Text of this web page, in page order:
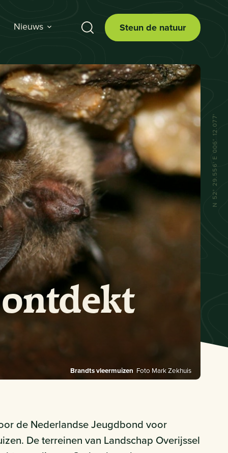
Nieuws Steun de natuur
Brandts vleermuizen Foto Mark Zekhuis
N 52° 29.556' E 006° 12.077'
de Nederlandse Jeugdbond voor
De terreinen van Landschap Overijssel